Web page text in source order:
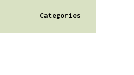
Categories